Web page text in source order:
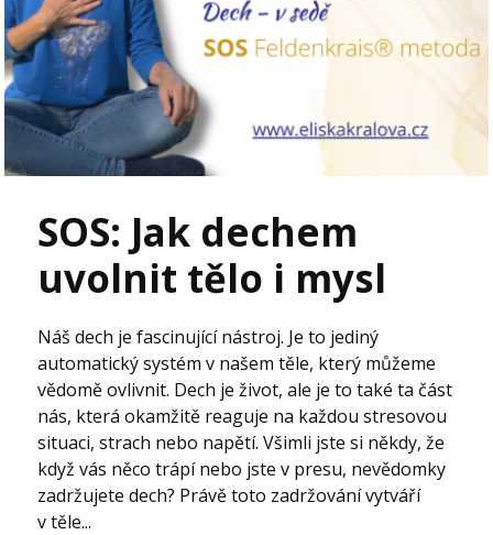
SOS: Jak dechem
uvolnit tělo i mysl
Náš dech je fascinující nástroj. Je to jediný
automatický systém v našem těle, který můžeme
vědomě ovlivnit. Dech je život, ale je to také ta část
nás, která okamžitě reaguje na každou stresovou
situaci, strach nebo napětí. Všimli jste si někdy, že
když vás něco trápí nebo jste v presu, nevědomky
zadržujete dech? Právě toto zadržování vytváří
v těle...